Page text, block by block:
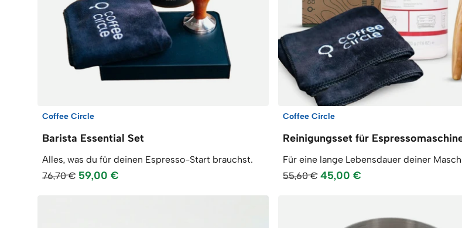
Coffee Circle
Barista Essential Set
Alles, was du für deinen Espresso-Start brauchst.
76,70 € 59,00 €
Coffee Circle
Reinigungsset für
Für eine lange Lebensdauer deiner
55,60 € 45,00 €